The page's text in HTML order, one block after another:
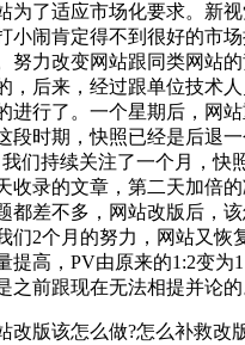
了适应市场化要求。新视
小闹肯定得不到很好的市
努力改变网站跟同类网站
，后来，经过跟单位技术
进行了。一个星期后，网
段时期，快照已经是后退
们持续关注了一个月，快
收录的文章，第二天加倍
都差不多，网站改版后，
们2个月的努力，网站又恢
提高，PV由原来的1:2变为
之前跟现在无法相提并论的
版该怎么做?怎么补救改